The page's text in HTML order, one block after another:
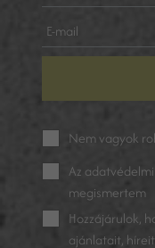
Nem vagyok
Az
megismertem
Hozzájárulok,
ajánlatait,